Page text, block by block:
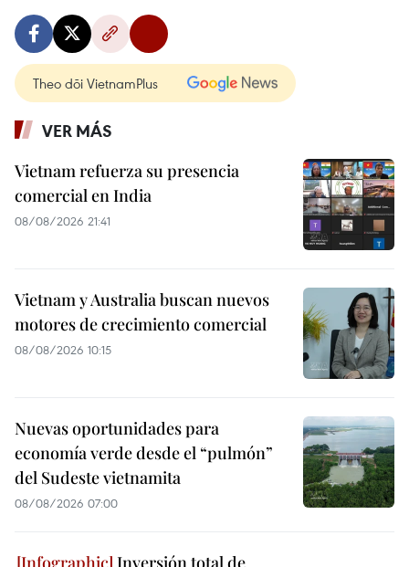
Theo dõi VietnamPlus
VER MÁS
Vietnam refuerza su presencia
comercial en India
08/08/2026 21:41
Vietnam y Australia buscan nuevos
motores de crecimiento comercial
08/08/2026 10:15
Nuevas oportunidades para
economía verde desde el “pulmón”
del Sudeste vietnamita
08/08/2026 07:00